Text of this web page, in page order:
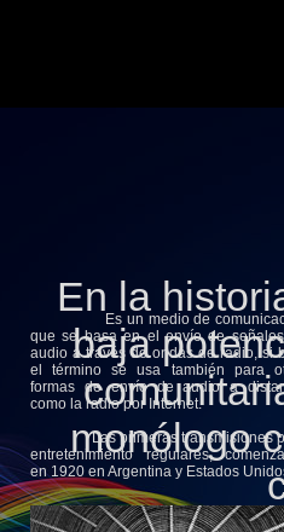
Es un medio de
que se basa en el envío de
audio a través de ondas de radio, si
el término se usa también para
formas de envío de audio a
como la radio por Internet.
Las primeras transmisiones
entretenimiento regulares,
en 1920 en Argentina y Estados
En la
baja
monólogo